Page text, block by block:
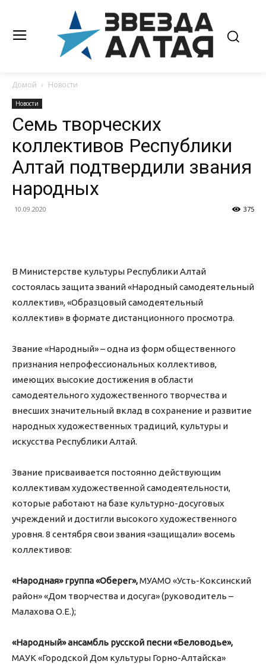
Домой Новости
Новости
Семь творческих
коллективов Республики
Алтай подтвердили звания
народных
10.09.2020 375
В Министерстве культуры Республики Алтай
состоялась защита званий «Народный самодеятельный
коллектив», «Образцовый самодеятельный
коллектив» в формате дистанционного просмотра.
Звание «Народный» – одна из форм общественного
признания непрофессиональных коллективов,
имеющих высокие достижения в области
самодеятельного художественного творчества и
внесших значительный вклад в сохранение и развитие
народных художественных традиций, культуры и
искусства Республики Алтай.
Звание присваивается постоянно действующим
коллективам художественной самодеятельности,
которые работают на базе культурно-досуговых
учреждений и достигли высокого художественного
уровня. 8 сентября свои звания «защищали» восемь
коллективов:
«Народная» группа «Оберег»,МУАМО «Усть-Коксинский
район» «Дом творчества и досуга» (руководитель –
Малахова О.Е.);
«Народный» ансамбль русской песни «Беловодье»,
МАУК «Городской Дом культуры Горно-Алтайска»